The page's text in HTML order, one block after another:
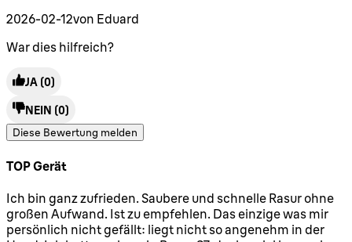
2026-02-12von Eduard
War dies hilfreich?
JA (0)
NEIN (0)
Diese Bewertung melden
TOP Gerät
5 Sterne von maximal 5
Ich bin ganz zufrieden. Saubere und schnelle Rasur ohne
großen Aufwand. Ist zu empfehlen. Das einzige was mir
persönlich nicht gefällt: liegt nicht so angenehm in der